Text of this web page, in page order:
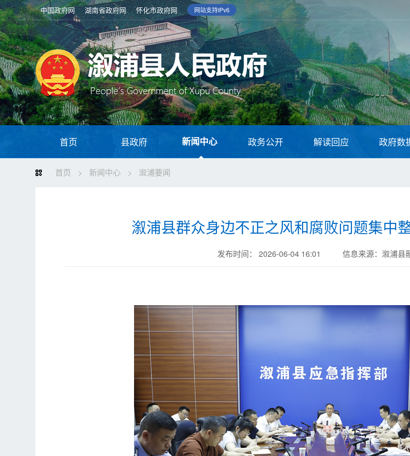
中国政府网 湖南省政府网 怀化市政府网 网站支持IPv6
首页 县政府 新闻中心 政务公开 解读回应 政府数
首页 > 新闻中心 > 溆浦要闻
溆浦县群众身边不正之风和腐败问题集中
发布时间： 2026-06-04 16:01 信息来源：溆浦县